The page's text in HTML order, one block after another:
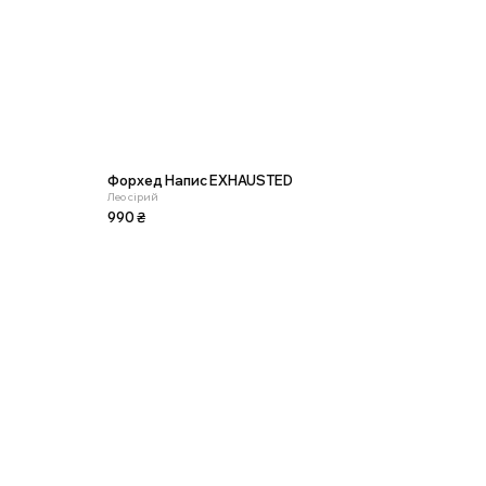
Форхед Напис EXHAUSTED
Лео сірий
990₴